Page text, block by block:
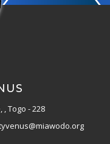
, Togo - 228